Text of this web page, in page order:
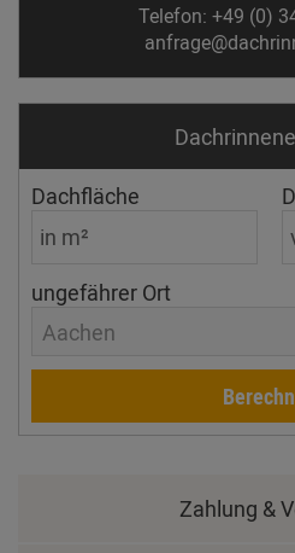
Telefon: +49 (0)
Dachfläche
ungefährer Ort
Aachen
Zahlung &